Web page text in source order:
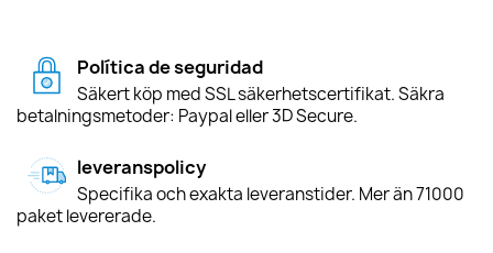
Política de seguridad
Säkert köp med SSL säkerhetscertifikat. Säkra
betalningsmetoder: Paypal eller 3D Secure.
leveranspolicy
Specifika och exakta leveranstider. Mer än 71000
paket levererade.